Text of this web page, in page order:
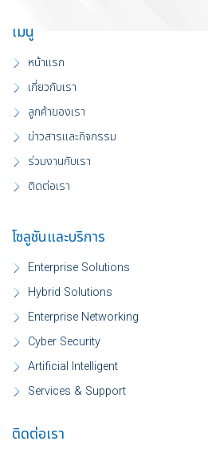
เมนู
หน้าแรก
เกี่ยวกับเรา
ลูกค้าของเรา
ข่าวสารและกิจกรรม
ร่วมงานกับเรา
ติดต่อเรา
โซลูชันและบริการ
Enterprise Solutions
Hybrid Solutions
Enterprise Networking
Cyber Security
Artificial Intelligent
Services & Support
ติดต่อเรา